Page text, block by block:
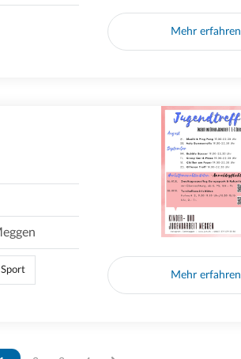
Mehr erfahren
Sport Mehr erfahren